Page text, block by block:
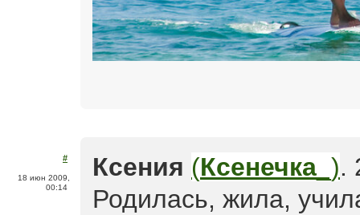
#
18 июн 2009,
00:14
Ксения (Ксенечка _).
Родилась, жила,